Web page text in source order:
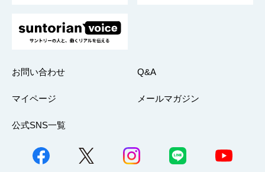
お問い合わせ Q&A
マイページ メールマガジン
公式SNS一覧